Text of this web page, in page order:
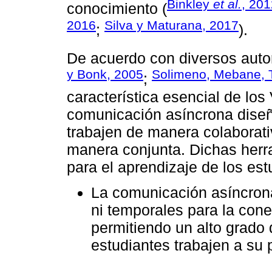
conocimiento (Binkley et al.,
2016; Silva y Maturana, 2017).
De acuerdo con diversos
y Bonk, 2005; Solimeno, Mebane,
característica esencial de
comunicación asíncrona
trabajen de manera
manera conjunta. Dichas
para el aprendizaje de los
La comunicación
ni temporales para la
permitiendo un alto
estudiantes trabajen a su